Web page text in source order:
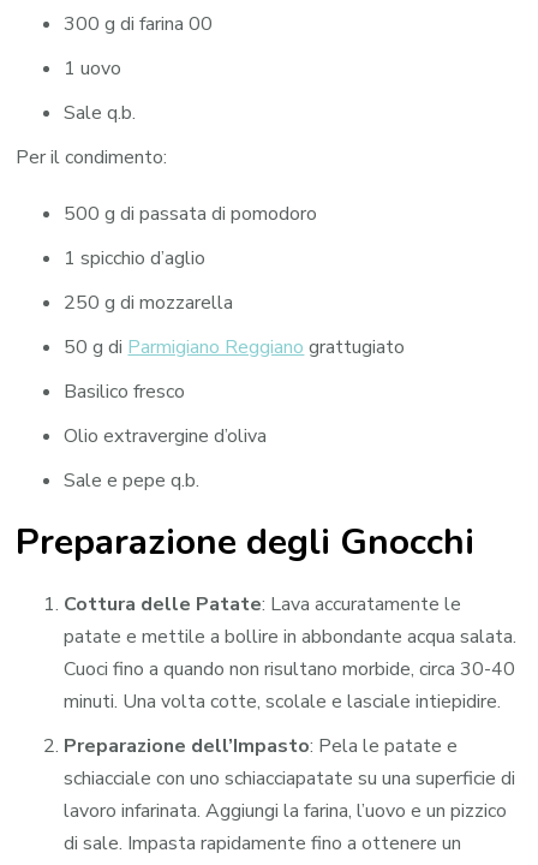
300 g di farina 00
1 uovo
Sale q.b.
Per il condimento:
500 g di passata di pomodoro
1 spicchio d’aglio
250 g di mozzarella
50 g di Parmigiano Reggiano grattugiato
Basilico fresco
Olio extravergine d’oliva
Sale e pepe q.b.
Preparazione degli Gnocchi
Cottura delle Patate: Lava accuratamente le
patate e mettile a bollire in abbondante acqua salata.
Cuoci fino a quando non risultano morbide, circa 30-40
minuti. Una volta cotte, scolale e lasciale intiepidire.
Preparazione dell’Impasto: Pela le patate e
schiacciale con uno schiacciapatate su una superficie di
lavoro infarinata. Aggiungi la farina, l’uovo e un pizzico
di sale. Impasta rapidamente fino a ottenere un